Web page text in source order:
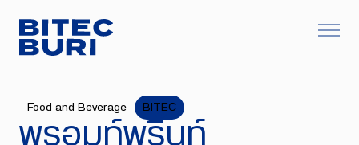
Food and Beverage BITEC
พรอมท์พริ้นท์